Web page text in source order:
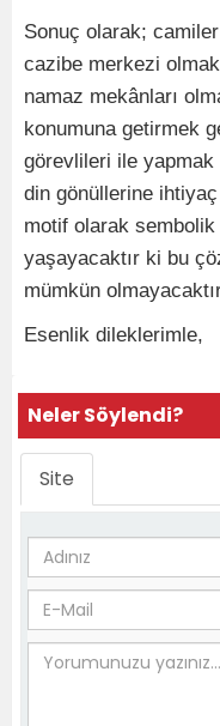
Sonuç olarak;
cazibe merkezi
namaz mekânları
konumuna getirmek
görevlileri ile yapmak
din gönüllerine
motif olarak
yaşayacaktır ki bu
mümkün
Esenlik dileklerimle,
Neler Söylendi?
Site